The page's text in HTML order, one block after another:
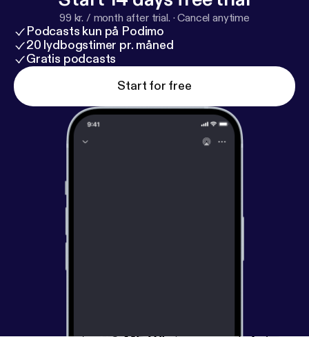
en nuestros perfiles de Instagram y en nuestras
páginas web: -> Marta Redondo @marta_ipes /
@ipes_psico / www.ipes.es -> Jana Fernández:
@janafr / www.janafernandez.es
99 kr. / month after trial. ·Cancel anytime
Podcasts kun på Podimo
20 lydbogstimer pr. måned
Gratis podcasts
Start for free